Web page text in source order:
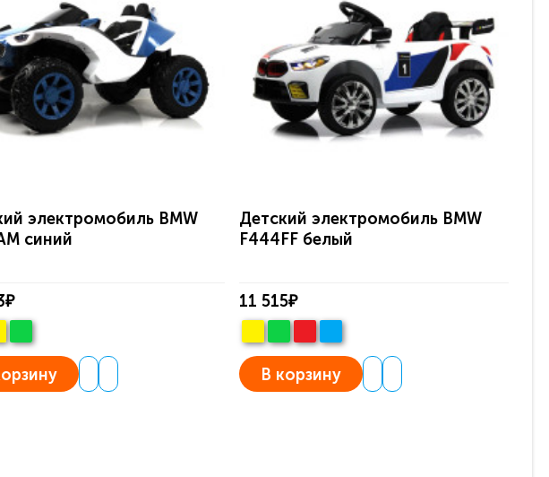
электромобиль BMW
синий
Детский электромобиль BMW
F444FF белый
11 515₽
В корзину